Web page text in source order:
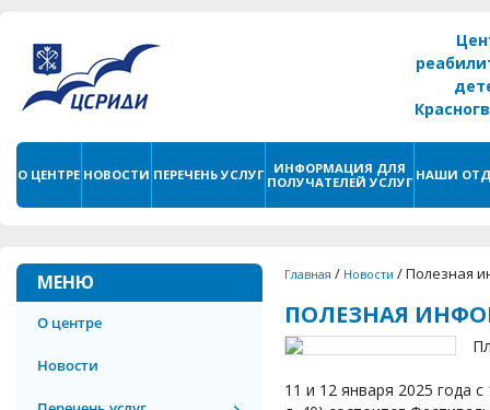
О ЦЕНТРЕ НОВОСТИ ПЕРЕЧЕНЬ УСЛУГ
ИНФОРМАЦИЯ ДЛЯ
ПОЛУЧАТЕЛЕЙ УСЛУГ НАШИ
МЕНЮ
О центре
Новости
Главная / Новости /Полезная
ПОЛЕЗНАЯ
11 и 12 января 2025 года